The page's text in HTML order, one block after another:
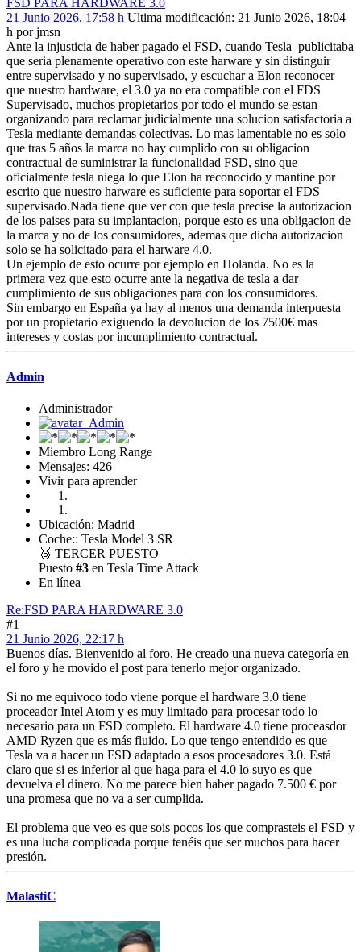
FSD PARA HARDWARE 3.0
21 Junio 2026, 17:58 h Ultima modificación: 21 Junio 2026, 18:04
h por jmsn
Ante la injusticia de haber pagado el FSD, cuando Tesla publicitaba
que seria plenamente operativo con este harware y sin distinguir
entre supervisado y no supervisado, y escuchar a Elon reconocer
que nuestro hardware, el 3.0 ya no era compatible con el FDS
Supervisado, muchos propietarios por todo el mundo se estan
organizando para reclamar judicialmente una solucion satisfactoria a
Tesla mediante demandas colectivas. Lo mas lamentable no es solo
que tras 5 años la marca no hay cumplido con su obligacion
contractual de suministrar la funcionalidad FSD, sino que
oficialmente tesla niega lo que Elon ha reconocido y mantine por
escrito que nuestro harware es suficiente para soportar el FDS
supervisado.Nada tiene que ver con que tesla precise la autorizacion
de los paises para su implantacion, porque esto es una obligacion de
la marca y no de los consumidores, ademas que dicha autorizacion
solo se ha solicitado para el harware 4.0.
Un ejemplo de esto ocurre por ejemplo en Holanda. No es la
primera vez que esto ocurre ante la negativa de tesla a dar
cumplimiento de sus obligaciones para con los consumidores.
Sin embargo en España ya hay al menos una demanda interpuesta
por un propietario exiguendo la devolucion de los 7500€ mas
intereses y costas por incumplimiento contractual.
Admin
Administrador
Miembro Long Range
Mensajes: 426
Vivir para aprender
Ubicación: Madrid
Coche:: Tesla Model 3 SR
🥉 TERCER PUESTO
Puesto #3 en Tesla Time Attack
En línea
Re:FSD PARA HARDWARE 3.0
#1
21 Junio 2026, 22:17 h
Buenos días. Bienvenido al foro. He creado una nueva categoría en
el foro y he movido el post para tenerlo mejor organizado.
Si no me equivoco todo viene porque el hardware 3.0 tiene
proceador Intel Atom y es muy limitado para procesar todo lo
necesario para un FSD completo. El hardware 4.0 tiene proceasdor
AMD Ryzen que es más fluido. Lo que tengo entendido es que
Tesla va a hacer un FSD adaptado a esos procesadores 3.0. Está
claro que si es inferior al que haga para el 4.0 lo suyo es que
devuelva el dinero. No me parece bien haber pagado 7.500 € por
una promesa que no va a ser cumplida.
El problema que veo es que sois pocos los que comprasteis el FSD y
es una lucha complicada porque tenéis que ser muchos para hacer
presión.
MalastiC